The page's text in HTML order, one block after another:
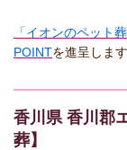
「イオンのペット葬
POINTを進呈します
香川県 香川郡
葬】